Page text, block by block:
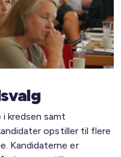
kredsen samt
opstiller til flere
Kandidaterne er